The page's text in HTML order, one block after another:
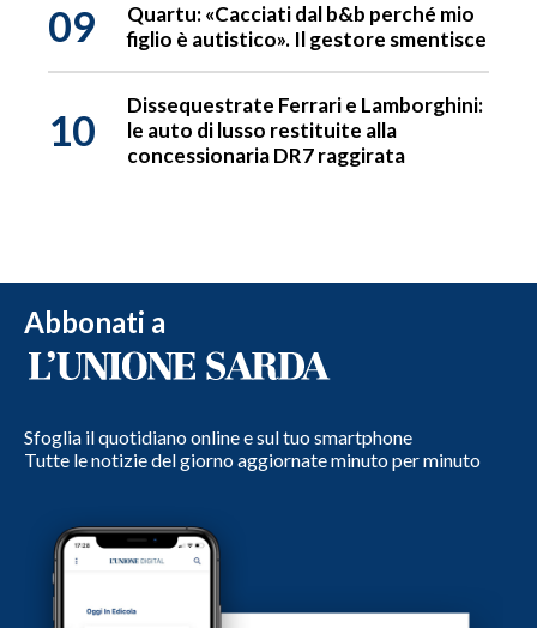
09
Quartu: «Cacciati dal b&b perché mio
figlio è autistico». Il gestore smentisce
10
Dissequestrate Ferrari e Lamborghini:
le auto di lusso restituite alla
concessionaria DR7 raggirata
Abbonati a
Sfoglia il quotidiano online e sul tuo smartphone
Tutte le notizie del giorno aggiornate minuto per minuto